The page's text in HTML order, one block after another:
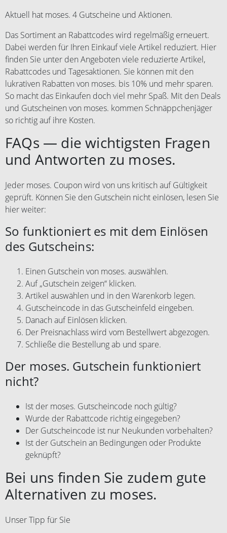
Aktuell hat moses. 4 Gutscheine und Aktionen.
Das Sortiment an Rabattcodes wird regelmäßig erneuert.
Dabei werden für Ihren Einkauf viele Artikel reduziert. Hier
finden Sie unter den Angeboten viele reduzierte Artikel,
Rabattcodes und Tagesaktionen. Sie können mit den
lukrativen Rabatten von moses. bis 10% und mehr sparen.
So macht das Einkaufen doch viel mehr Spaß. Mit den Deals
und Gutscheinen von moses. kommen Schnäppchenjäger
so richtig auf ihre Kosten.
FAQs — die wichtigsten Fragen
und Antworten zu moses.
Jeder moses. Coupon wird von uns kritisch auf Gültigkeit
geprüft. Können Sie den Gutschein nicht einlösen, lesen Sie
hier weiter:
So funktioniert es mit dem Einlösen
des Gutscheins:
Einen Gutschein von moses. auswählen.
Auf „Gutschein zeigen“ klicken.
Artikel auswählen und in den Warenkorb legen.
Gutscheincode in das Gutscheinfeld eingeben.
Danach auf Einlösen klicken.
Der Preisnachlass wird vom Bestellwert abgezogen.
Schließe die Bestellung ab und spare.
Der moses. Gutschein funktioniert
nicht?
Ist der moses. Gutscheincode noch gültig?
Wurde der Rabattcode richtig eingegeben?
Der Gutscheincode ist nur Neukunden vorbehalten?
Ist der Gutschein an Bedingungen oder Produkte
geknüpft?
Bei uns finden Sie zudem gute
Alternativen zu moses.
Unser Tipp für Sie